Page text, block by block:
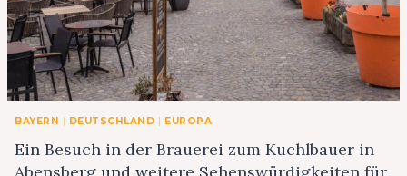
BAYERN | DEUTSCHLAND | EUROPA
Ein Besuch in der Brauerei zum Kuchlbauer in